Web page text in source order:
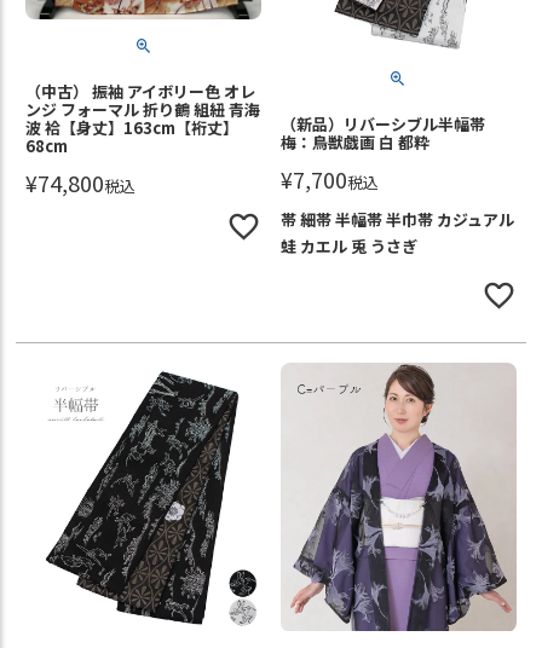
（中古） 振袖 アイボリー色 オレ
ンジ フォーマル 折り鶴 組紐 青海
波 袷【身丈】163cm【裄丈】
68cm
¥74,800税込
（新品）リバーシブル半幅帯
梅：鳥獣戯画 白 都粋
¥7,700税込
帯 細帯 半幅帯 半巾帯 カジュアル
蛙 カエル 兎 うさぎ